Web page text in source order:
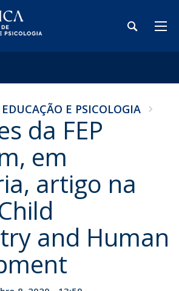
E PSICOLOGIA
da FEP
em
artigo na
and Human